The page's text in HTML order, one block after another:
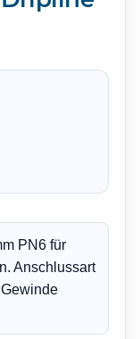
PN6 für
Anschlussart